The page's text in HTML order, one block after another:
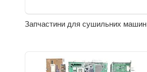
Запчастини для сушильних машин